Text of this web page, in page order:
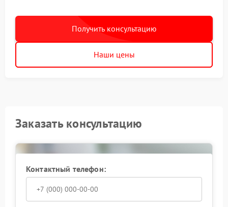
Получить консультацию
Наши цены
Заказать консультацию
Контактный телефон: